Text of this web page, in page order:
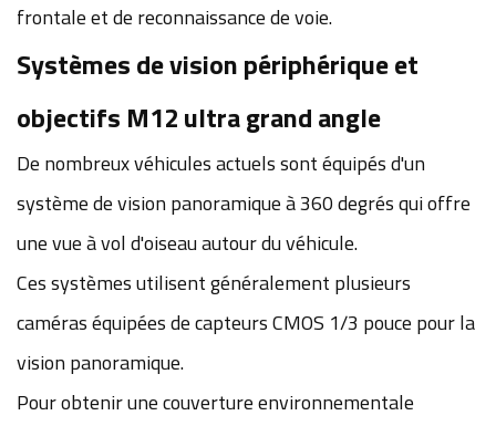
frontale et de reconnaissance de voie.
Systèmes de vision périphérique et
objectifs M12 ultra grand angle
De nombreux véhicules actuels sont équipés d'un
système de vision panoramique à 360 degrés qui offre
une vue à vol d'oiseau autour du véhicule.
Ces systèmes utilisent généralement plusieurs
caméras équipées de capteurs CMOS 1/3 pouce pour la
vision panoramique.
Pour obtenir une couverture environnementale